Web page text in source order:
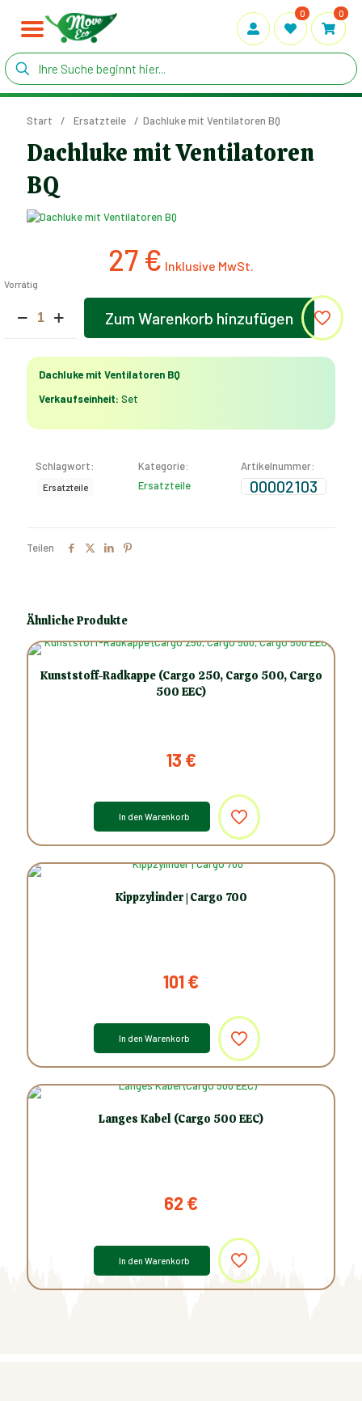
0 0
Start / Ersatzteile / Dachluke mit Ventilatoren BQ
Dachluke mit Ventilatoren
BQ
27 €
Vorrätig
mit
Menge
Zum Warenkorb hinzufügen
Alternative:
Dachluke mit Ventilatoren BQ
Verkaufseinheit: Set
Schlagwort:
Ersatzteile
Kategorie:
Ersatzteile
Artikelnummer:
00002103
Teilen
Ähnliche Produkte
Kunststoff-Radkappe (Cargo 250, Cargo 500, Cargo
500 EEC)
13 €
In den Warenkorb
Kippzylinder | Cargo 700
101€
In den Warenkorb
Langes Kabel (Cargo 500 EEC)
62 €
In den Warenkorb